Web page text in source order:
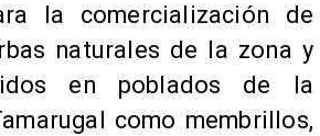
la comercialización de
naturales de la zona y
en poblados de la
como membrillos,